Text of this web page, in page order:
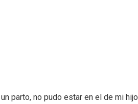
parto, no pudo estar en el de mi hijo